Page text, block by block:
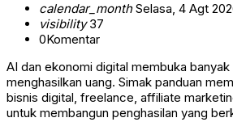
calendar_monthSelasa, 4 Agt
visibility37
0Komentar
AI dan ekonomi digital membuka
menghasilkan uang. Simak panduan
bisnis digital, freelance, affiliate
untuk membangun penghasilan yang